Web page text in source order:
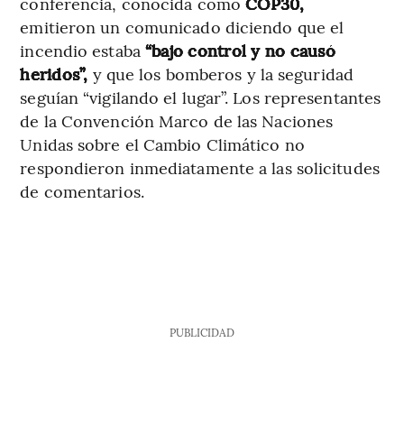
emitieron un comunicado diciendo que el
incendio estaba “bajo control y no causó
heridos”, y que los bomberos y la seguridad
seguían “vigilando el lugar”. Los representantes
de la Convención Marco de las Naciones
Unidas sobre el Cambio Climático no
respondieron inmediatamente a las solicitudes
de comentarios.
PUBLICIDAD